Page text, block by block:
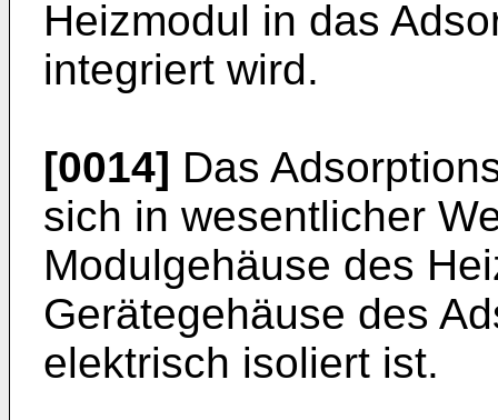
Heizmodul in das
integriert wird.
[0014] Das
sich in wesentlicher
Modulgehäuse des
Gerätegehäuse des
elektrisch isoliert ist.